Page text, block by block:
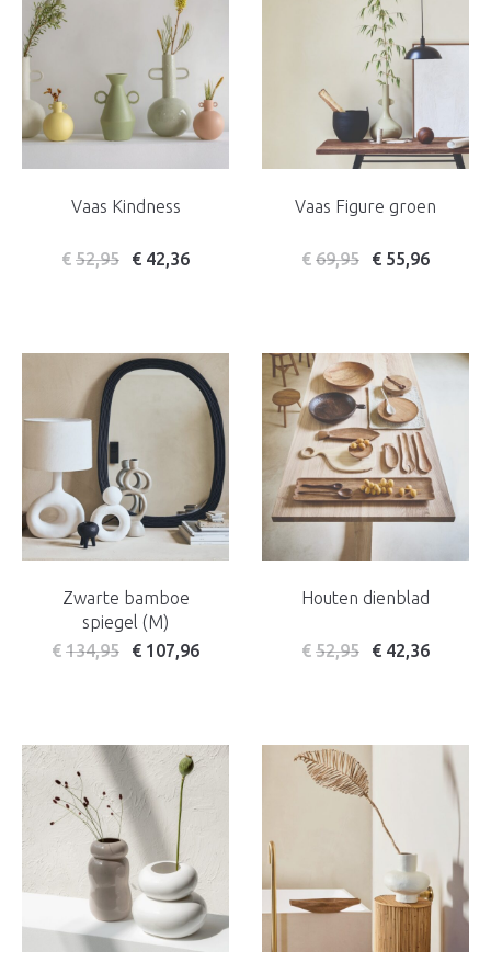
Vaas Kindness
€ 52,95 € 42,36
Vaas Figure groen
€ 69,95 € 55,96
Zwarte bamboe
spiegel (M)
€ 134,95 € 107,96
Houten dienblad
€ 52,95 € 42,36